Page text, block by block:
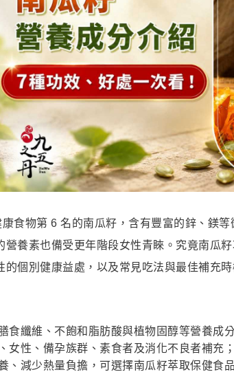
食物第 6 名的南瓜籽，含有豐富的鋅、鎂
營養素也備受更年階段女性青睞。究竟南瓜
個別健康益處，以及常見吃法與最佳補充
食纖維、不飽和脂肪酸與植物固醇等營養成
女性、備孕族群、素食者及消化不良者補充
、減少熱量負擔，可選擇南瓜籽萃取保健食